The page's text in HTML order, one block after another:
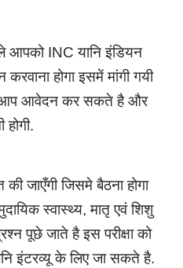
INC यानि इंडियन
होगा इसमें मांगी गयी
आप आवेदन कर सकते है और
होगी.
जाएँगी जिसमे बैठना होगा
स्वास्थ्य, मातृ एवं शिशु
पूछे जाते है इस परीक्षा को
इंटरव्यू के लिए जा सकते है.